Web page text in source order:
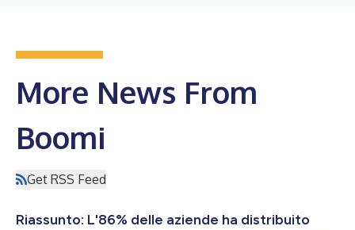
More News From
Boomi
Get RSS Feed
Riassunto: L'86% delle aziende ha distribuito